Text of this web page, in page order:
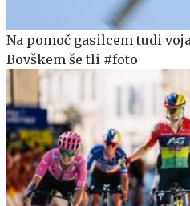
Na pomoč gasilcem tudi
Bovškem še tli #foto